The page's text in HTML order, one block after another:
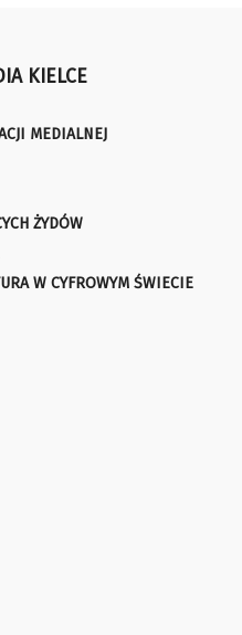
KIELCE
MEDIALNEJ
ŻYDÓW
W CYFROWYM ŚWIECIE